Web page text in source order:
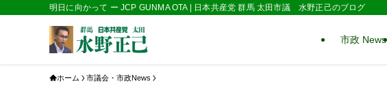
明日に向かって ー JCP GUNMA OTA | 日本共産党 群馬 太田市議 水野正己のブログ
市政 News
ホーム 市議会・市政News